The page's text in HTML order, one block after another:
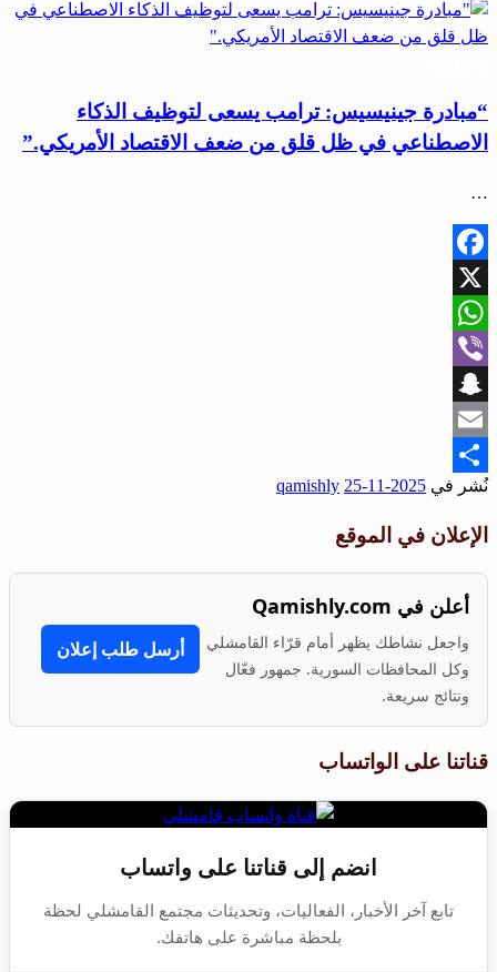
“مبادرة جينيسيس: ترامب يسعى لتوظيف الذكاء
الاصطناعي في ظل قلق من ضعف الاقتصاد الأمريكي.”
…
Facebook
X
WhatsApp
Viber
Snapchat
Email
Share
نُشر في 2025-11-25
qamishly
الإعلان في الموقع
أعلن في Qamishly.com
واجعل نشاطك يظهر أمام قرّاء القامشلي
وكل المحافظات السورية. جمهور فعّال
ونتائج سريعة.
أرسل طلب إعلان
قناتنا على الواتساب
انضم إلى قناتنا على واتساب
تابع آخر الأخبار، الفعاليات، وتحديثات مجتمع القامشلي لحظة
بلحظة مباشرة على هاتفك.